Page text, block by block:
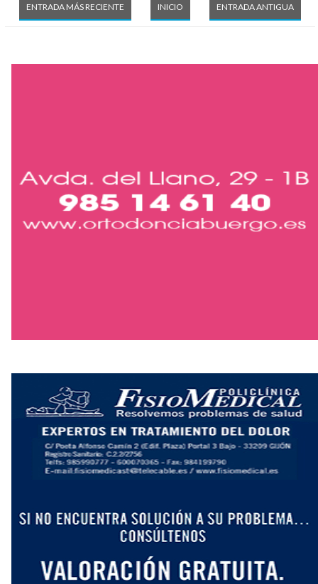
ENTRADA MÁS RECIENTE ENTRADA ANTIGUA
INICIO